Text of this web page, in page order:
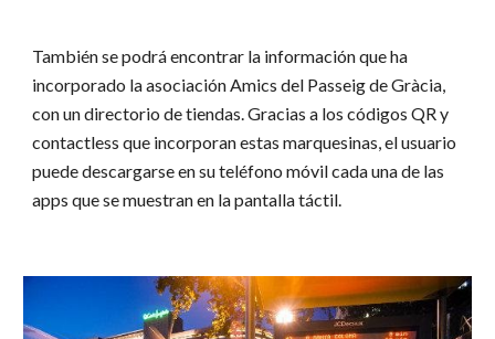
También se podrá encontrar la información que ha
incorporado la asociación Amics del Passeig de Gràcia,
con un directorio de tiendas. Gracias a los códigos QR y
contactless que incorporan estas marquesinas, el usuario
puede descargarse en su teléfono móvil cada una de las
apps que se muestran en la pantalla táctil.